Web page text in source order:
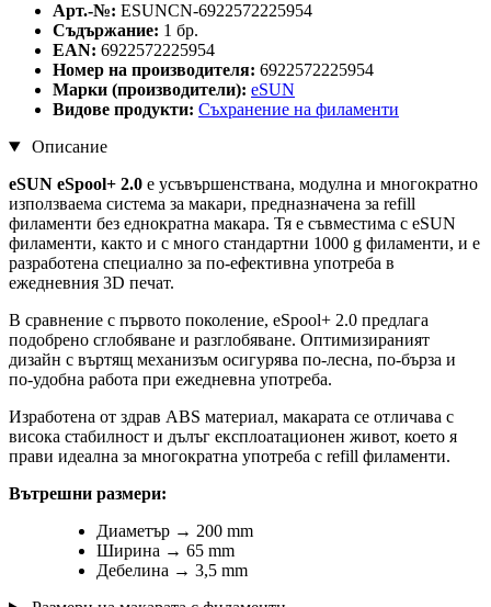
Арт.-№: ESUNCN-6922572225954
Съдържание: 1 бр.
EAN: 6922572225954
Номер на производителя: 6922572225954
Марки (производители): eSUN
Видове продукти: Съхранение на филаменти
Описание
eSUN eSpool+ 2.0 е усъвършенствана, модулна и многократно
използваема система за макари, предназначена за refill
филаменти без еднократна макара. Тя е съвместима с eSUN
филаменти, както и с много стандартни 1000 g филаменти, и е
разработена специално за по-ефективна употреба в
ежедневния 3D печат.
В сравнение с първото поколение, eSpool+ 2.0 предлага
подобрено сглобяване и разглобяване. Оптимизираният
дизайн с въртящ механизъм осигурява по-лесна, по-бърза и
по-удобна работа при ежедневна употреба.
Изработена от здрав ABS материал, макарата се отличава с
висока стабилност и дълъг експлоатационен живот, което я
прави идеална за многократна употреба с refill филаменти.
Вътрешни размери:
Диаметър → 200 mm
Ширина → 65 mm
Дебелина → 3,5 mm